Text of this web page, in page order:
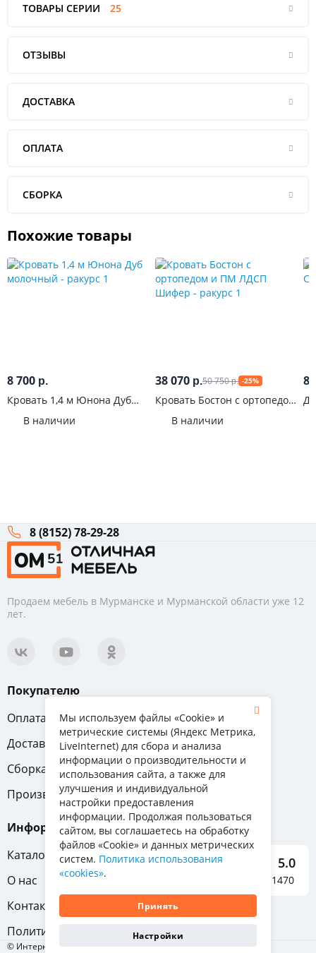
ТОВАРЫ СЕРИИ 25
ОТЗЫВЫ
ДОСТАВКА
ОПЛАТА
СБОРКА
Похожие товары
8 700 р.
Кровать 1,4 м Юнона Дуб
В наличии
38 070 р.50 750р. -25%
Кровать Бостон с ортопедом
В наличии
8
8 (8152) 78-29-28
Продаем мебель в Мурманске и Мурманской области уже 12
лет.
Покупателю
Оплата
Вопрос-ответ
Доставка
Обмен и возврат
Сборка
Гарантия
Производители
Информация
Каталог мебели
О нас
Контакты
Политика конфиденциальности
5.0
Отзывы о нас 1470
© Интернет-магазин «Отличная мебель», 2011-2026
Мы используем файлы «Cookie» и
метрические системы (Яндекс Метрика,
LiveInternet) для сбора и анализа
информации о производительности и
использования сайта, а также для
улучшения и индивидуальной
настройки предоставления
информации. Продолжая пользоваться
сайтом, вы соглашаетесь на обработку
файлов «Cookie» и данных метрических
систем. Политика использования
«cookies».
Принять
Настройки